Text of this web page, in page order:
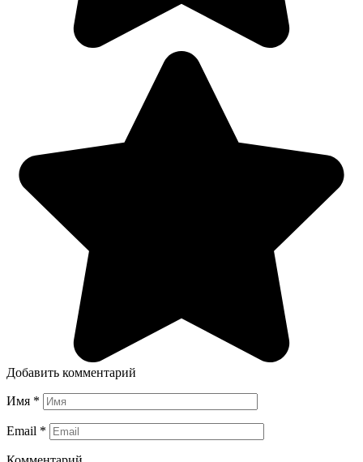
Добавить комментарий
Имя *
Email *